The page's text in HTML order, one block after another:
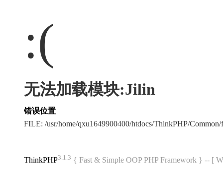
:(
无法加载模块:Jilin
错误位置
FILE: /usr/home/qxu1649900400/htdocs/ThinkPHP/
ThinkPHP3.1.3 { Fast & Simple OOP PHP Framework } -- [